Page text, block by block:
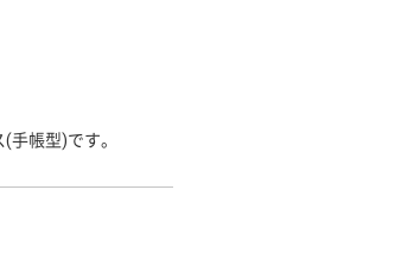
帳型)です。